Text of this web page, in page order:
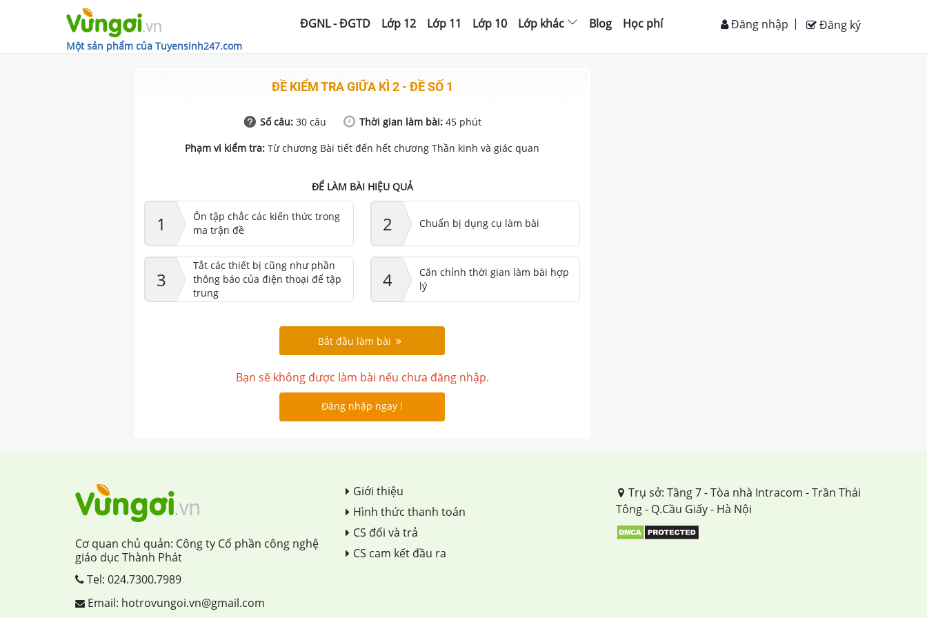
Một sản phẩm của Tuyensinh247.com
ĐGNL - ĐGTD Lớp 12 Lớp 11 Lớp 10 Lớp khác Blog Học phí Đăng ký
Đăng nhập
ĐỀ KIỂM TRA GIỮA KÌ 2 - ĐỀ SỐ 1
Số câu: 30câu Thời gian làm bài: 45phút
Phạm vi kiểm tra: Từ chương Bài tiết đến hết chương Thần kinh và giác quan
ĐỂ LÀM BÀI HIỆU QUẢ
1
Ôn tập chắc các kiến thức trong
ma trận đề
2 Chuẩn bị dụng cụ làm bài
3
Tắt các thiết bị cũng như phần
thông báo của điện thoại để tập
trung
4
Căn chỉnh thời gian làm bài hợp
lý
Bắt đầu làm bài
Bạn sẽ không được làm bài nếu chưa đăng nhập.
Đăng nhập ngay !
Cơ quan chủ quản: Công ty Cổ phần công nghệ
giáo dục Thành Phát
Tel: 024.7300.7989
Email: hotrovungoi.vn@gmail.com
Giới thiệu
Hình thức thanh toán
CS đổi và trả
CS cam kết đầu ra
Trụ sở: Tầng 7 - Tòa nhà Intracom - Trần Thái
Tông - Q.Cầu Giấy - Hà Nội